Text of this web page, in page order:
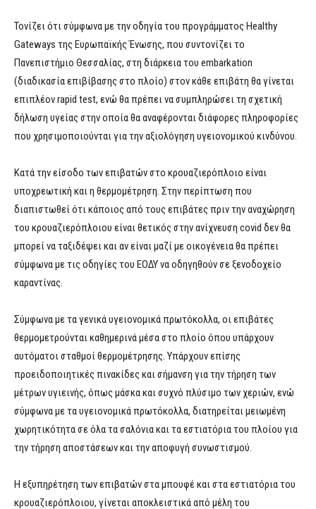
Τονίζει ότι σύμφωνα με την οδηγία του προγράμματος Healthy
Gateways της Ευρωπαϊκής Ένωσης, που συντονίζει το
Πανεπιστήμιο Θεσσαλίας, στη διάρκεια του embarkation
(διαδικασία επιβίβασης στο πλοίο) στον κάθε επιβάτη θα γίνεται
επιπλέον rapid test, ενώ θα πρέπει να συμπληρώσει τη σχετική
δήλωση υγείας στην οποία θα αναφέρονται διάφορες πληροφορίες
που χρησιμοποιούνται για την αξιολόγηση υγειονομικού κινδύνου.
Κατά την είσοδο των επιβατών στο κρουαζιερόπλοιο είναι
υποχρεωτική και η θερμομέτρηση. Στην περίπτωση που
διαπιστωθεί ότι κάποιος από τους επιβάτες πριν την αναχώρηση
του κρουαζιερόπλοιου είναι θετικός στην ανίχνευση covid δεν θα
μπορεί να ταξιδέψει και αν είναι μαζί με οικογένεια θα πρέπει
σύμφωνα με τις οδηγίες του ΕΟΔΥ να οδηγηθούν σε ξενοδοχείο
καραντίνας.
Σύμφωνα με τα γενικά υγειονομικά πρωτόκολλα, οι επιβάτες
θερμομετρούνται καθημερινά μέσα στο πλοίο όπου υπάρχουν
αυτόματοι σταθμοί θερμομέτρησης. Υπάρχουν επίσης
προειδοποιητικές πινακίδες και σήμανση για την τήρηση των
μέτρων υγιεινής, όπως μάσκα και συχνό πλύσιμο των χεριών, ενώ
σύμφωνα με τα υγειονομικά πρωτόκολλα, διατηρείται μειωμένη
χωρητικότητα σε όλα τα σαλόνια και τα εστιατόρια του πλοίου για
την τήρηση αποστάσεων και την αποφυγή συνωστισμού.
Η εξυπηρέτηση των επιβατών στα μπουφέ και στα εστιατόρια του
κρουαζιερόπλοιου, γίνεται αποκλειστικά από μέλη του